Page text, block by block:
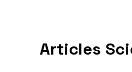
Articles